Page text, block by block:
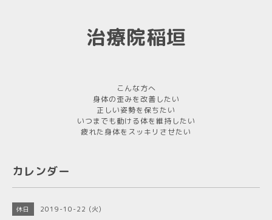
治療院稲垣
こんな方へ
身体の歪みを改善したい
正しい姿勢を保ちたい
いつまでも動ける体を維持したい
疲れた身体をスッキリさせたい
カレンダー
休日 2019-10-22 (火)